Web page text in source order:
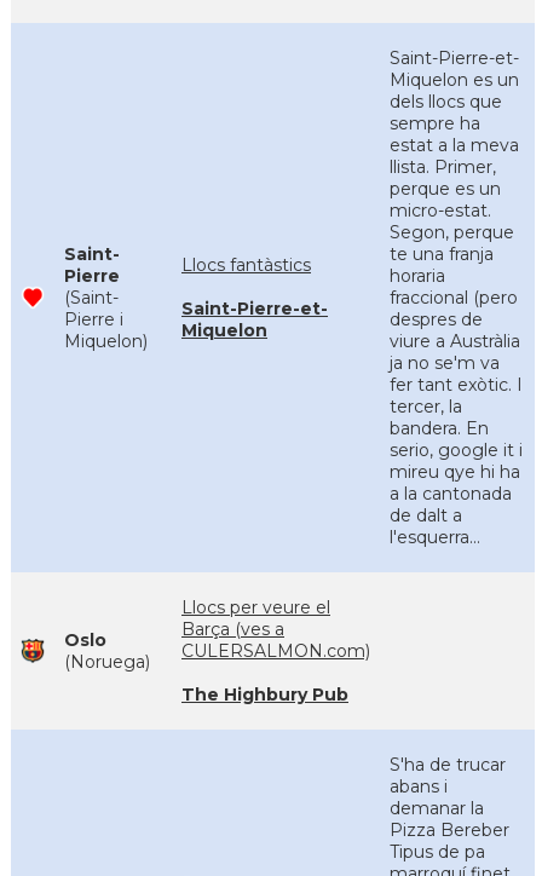
Saint-
Pierre
(Saint-
Pierre i
Miquelon)
Llocs fantàstics
Saint-Pierre-et-
Miquelon
Saint-Pierre-et-
Miquelon es un
dels llocs que
sempre ha
estat a la meva
llista. Primer,
perque es un
micro-estat.
Segon, perque
te una franja
horaria
fraccional (pero
despres de
viure a Austràlia
ja no se'm va
fer tant exòtic. I
tercer, la
bandera. En
serio, google it i
mireu qye hi ha
a la cantonada
de dalt a
l'esquerra...
Oslo
(Noruega)
Llocs per veure el
Barça (ves a
CULERSALMON.com)
The Highbury Pub
S'ha de trucar
abans i
demanar la
Pizza Bereber
Tipus de pa